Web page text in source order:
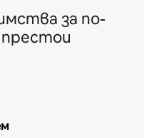
за по-
престои